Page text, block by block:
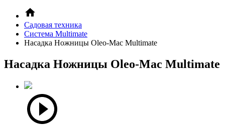
Садовая техника
Система Multimate
Насадка Ножницы Oleo-Mac Multimate
Насадка Ножницы Oleo-Mac Multimate